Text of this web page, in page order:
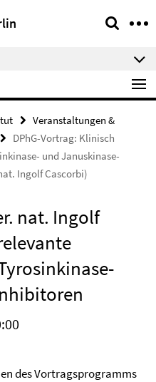
Veranstaltungen &
DPhG-Vortrag: Klinisch
und Januskinase-
Ingolf Cascorbi)
nat. Ingolf
des Vortragsprogramms